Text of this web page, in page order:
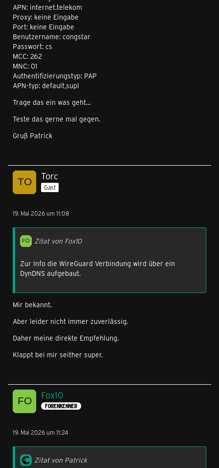
APN: internet.telekom
Proxy: keine Eingabe
Port: keine Eingabe
Benutzername: congstar
Passwort: cs
MCC: 262
MNC: 01
Authentifizierungstyp: PAP
APN-typ: default,supl
Trage das ein was geht...
Teste das gerne mal gegen.
Gruß Patrick
Torc
Gast
19. Mai 2026 um 11:08
Zitat von Fox10
Zur Info die WireGuard Verbindung wird über ein
DynDNS aufgebaut.
Mir bekannt.
Aber leider nicht immer zuverlässig.
Daher meine direkte Empfehlung.
Klappt bei mir seither super.
Fox10
FORENKENNER
19. Mai 2026 um 11:24
Zitat von Patrick